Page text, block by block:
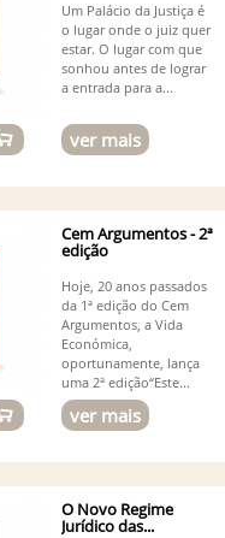
Um Palácio da Justiça é
o lugar onde o juiz quer
estar. O lugar com que
sonhou antes de lograr
a entrada para a...
ver mais
Cem Argumentos - 2ª
edição
Hoje, 20 anos passados
da 1ª edição do Cem
Argumentos, a Vida
Económica,
oportunamente, lança
uma 2ª edição“Este...
ver mais
O Novo Regime
Jurídico das...